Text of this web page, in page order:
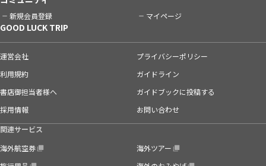
新規会員登録 マイページ
GOOD LUCK TRIP
運営会社
プライバシーポリシー
利用規約
ガイドライン
書店御担当者様へ
ガイドブックに投稿する
採用情報
お問い合わせ
関連サービス
海外航空券
海外ツアー